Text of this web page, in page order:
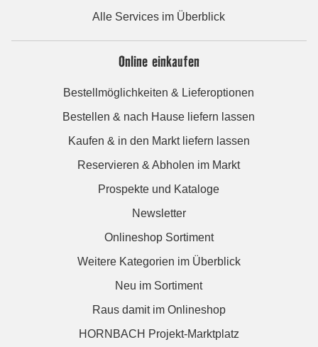
Alle Services im Überblick
Online einkaufen
Bestellmöglichkeiten & Lieferoptionen
Bestellen & nach Hause liefern lassen
Kaufen & in den Markt liefern lassen
Reservieren & Abholen im Markt
Prospekte und Kataloge
Newsletter
Onlineshop Sortiment
Weitere Kategorien im Überblick
Neu im Sortiment
Raus damit im Onlineshop
HORNBACH Projekt-Marktplatz